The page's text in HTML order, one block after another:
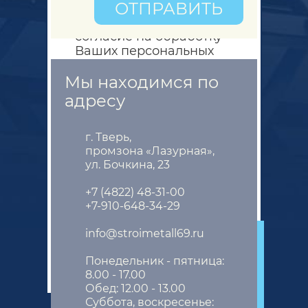
ОТПРАВИТЬ
Мы находимся по
адресу
г. Тверь,
промзона «Лазурная»,
ул. Бочкина, 23
+7 (4822) 48-31-00
+7-910-648-34-29
info@stroimetall69.ru
Понедельник - пятница:
8.00 - 17.00
Обед: 12.00 - 13.00
Суббота, воскресенье:
настоящим сайтом Вы
выражаете своё
согласие на обработку
Ваших персональных
с использованием
трекера
"Yandex.Metrics".
Ваших персональных
данных, а также
реализуемые
защите, содержатся в
политике в отношении
персональных данных.
ПРИНЯТЬ